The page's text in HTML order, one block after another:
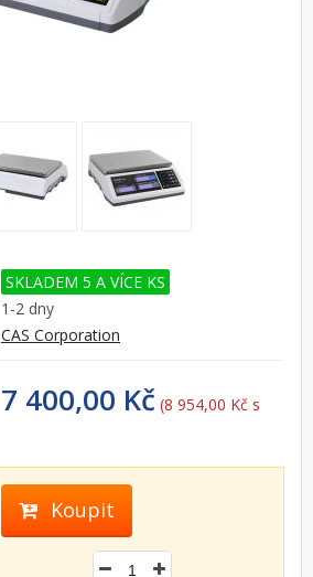
SKLADEM 5 A VÍCE KS
1-2 dny
CAS Corporation
7 400,00 Kč (8 954,00 Kč s
Koupit